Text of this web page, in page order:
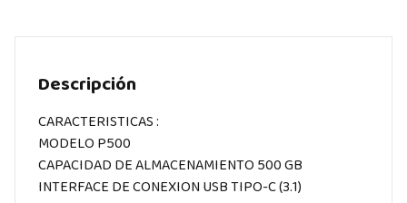
Descripción
CARACTERISTICAS :
MODELO P500
CAPACIDAD DE ALMACENAMIENTO 500 GB
INTERFACE DE CONEXION USB TIPO-C (3.1)